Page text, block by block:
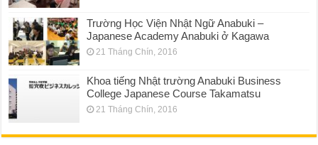
Trường Học Viện Nhật Ngữ Anabuki –
Japanese Academy Anabuki ở Kagawa
21 Tháng Chín, 2016
Khoa tiếng Nhật trường Anabuki Business
College Japanese Course Takamatsu
21 Tháng Chín, 2016